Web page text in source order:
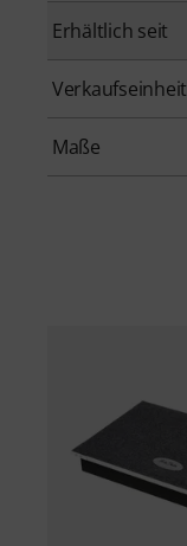
Erhältlich seit
Verkaufseinheit
Maße